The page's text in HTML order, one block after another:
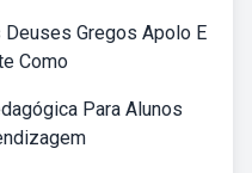
Gregos Apolo E
Como
Para Alunos